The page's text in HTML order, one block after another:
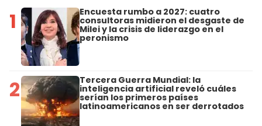
1 Encuesta rumbo a 2027: cuatro
consultoras midieron el desgaste de
Milei y la crisis de liderazgo en el
peronismo
2 Tercera Guerra Mundial: la
inteligencia artificial reveló cuáles
serían los primeros países
latinoamericanos en ser derrotados